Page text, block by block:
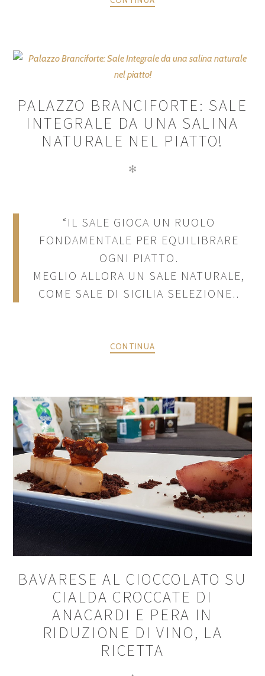
PALAZZO BRANCIFORTE: SALE
INTEGRALE DA UNA SALINA
NATURALE NEL PIATTO!
✻
“IL SALE GIOCA UN RUOLO
FONDAMENTALE PER EQUILIBRARE
OGNI PIATTO.
MEGLIO ALLORA UN SALE NATURALE,
COME SALE DI SICILIA SELEZIONE..
CONTINUA
BAVARESE AL CIOCCOLATO SU
CIALDA CROCCATE DI
ANACARDI E PERA IN
RIDUZIONE DI VINO, LA
RICETTA